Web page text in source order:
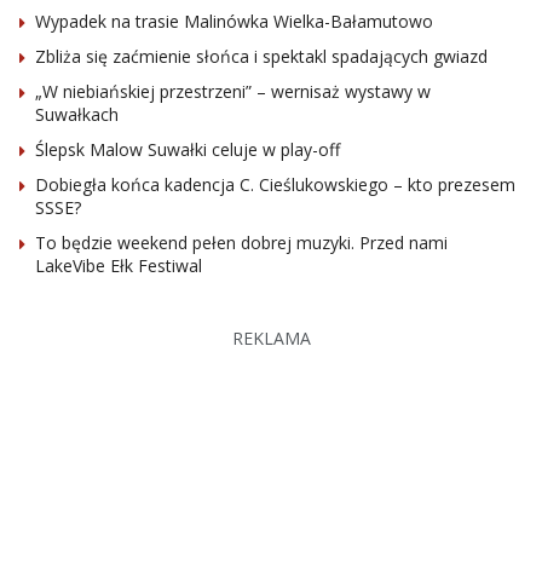
Wypadek na trasie Malinówka Wielka-Bałamutowo
Zbliża się zaćmienie słońca i spektakl spadających gwiazd
„W niebiańskiej przestrzeni” – wernisaż wystawy w
Suwałkach
Ślepsk Malow Suwałki celuje w play-off
Dobiegła końca kadencja C. Cieślukowskiego – kto prezesem
SSSE?
To będzie weekend pełen dobrej muzyki. Przed nami
LakeVibe Ełk Festiwal
REKLAMA